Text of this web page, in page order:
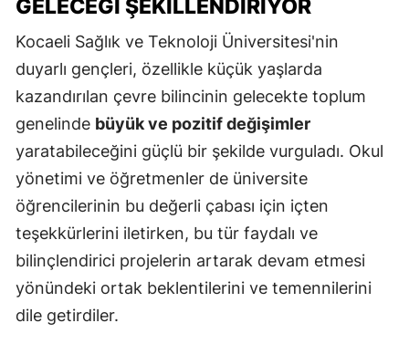
GELECEĞI ŞEKILLENDIRIYOR
Kocaeli Sağlık ve Teknoloji Üniversitesi'nin
duyarlı gençleri, özellikle küçük yaşlarda
kazandırılan çevre bilincinin gelecekte toplum
genelinde büyük ve pozitif değişimler
yaratabileceğini güçlü bir şekilde vurguladı. Okul
yönetimi ve öğretmenler de üniversite
öğrencilerinin bu değerli çabası için içten
teşekkürlerini iletirken, bu tür faydalı ve
bilinçlendirici projelerin artarak devam etmesi
yönündeki ortak beklentilerini ve temennilerini
dile getirdiler.